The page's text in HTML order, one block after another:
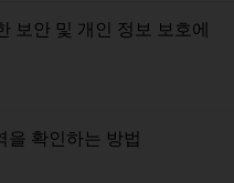
보안 및 개인 정보 보호에
을 확인하는 방법